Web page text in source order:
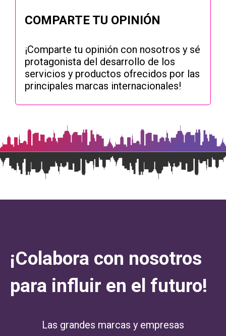
COMPARTE TU OPINIÓN
¡Comparte tu opinión con nosotros y sé
protagonista del desarrollo de los
servicios y productos ofrecidos por las
principales marcas internacionales!
¡Colabora con nosotros
para influir en el futuro!
Las grandes marcas y empresas